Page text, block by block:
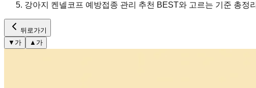
강아지 켄넬코프 예방접종 관리 추천 BEST와 고르는 기준 총정리
뒤로가기
▼ 가 ▲ 가